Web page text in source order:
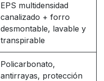
EPS multidensidad
canalizado + forro
desmontable, lavable y
transpirable
Policarbonato,
antirrayas, protección